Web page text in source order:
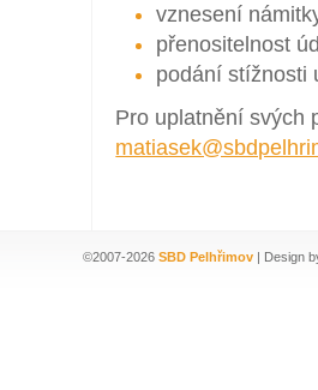
vznesení
přenositelnost
podání stížnosti
Pro uplatnění svých
©2007-2026 SBD Pelhřimov| Design